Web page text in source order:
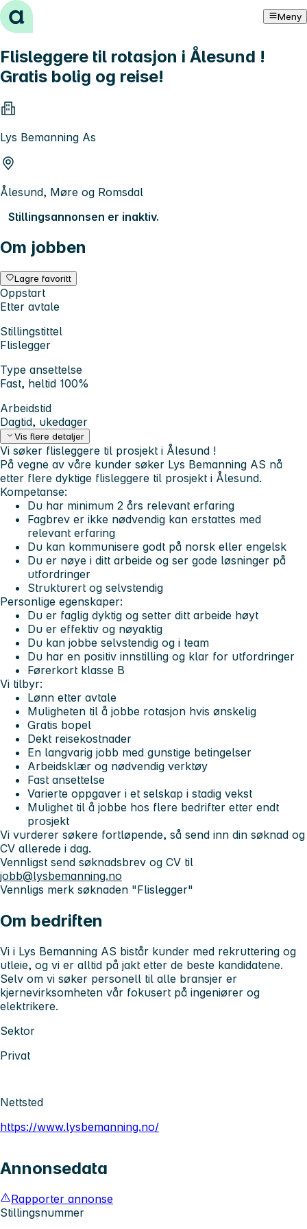
Hopp til innhold Meny
Flisleggere til rotasjon i Ålesund !
Gratis bolig og reise!
Lys Bemanning As
Ålesund, Møre og Romsdal
Stillingsannonsen er inaktiv.
Om jobben
Lagre favoritt
Oppstart
Etter avtale
Stillingstittel
Flislegger
Type ansettelse
Fast, heltid 100%
Arbeidstid
Dagtid, ukedager
Vis flere detaljer
Vi søker flisleggere til prosjekt i Ålesund !
På vegne av våre kunder søker Lys Bemanning AS nå
etter flere dyktige flisleggere til prosjekt i Ålesund.
Kompetanse:
Du har minimum 2 års relevant erfaring
Fagbrev er ikke nødvendig kan erstattes med
relevant erfaring
Du kan kommunisere godt på norsk eller engelsk
Du er nøye i ditt arbeide og ser gode løsninger på
utfordringer
Strukturert og selvstendig
Personlige egenskaper:
Du er faglig dyktig og setter ditt arbeide høyt
Du er effektiv og nøyaktig
Du kan jobbe selvstendig og i team
Du har en positiv innstilling og klar for utfordringer
Førerkort klasse B
Vi tilbyr:
Lønn etter avtale
Muligheten til å jobbe rotasjon hvis ønskelig
Gratis bopel
Dekt reisekostnader
En langvarig jobb med gunstige betingelser
Arbeidsklær og nødvendig verktøy
Fast ansettelse
Varierte oppgaver i et selskap i stadig vekst
Mulighet til å jobbe hos flere bedrifter etter endt
prosjekt
Vi vurderer søkere fortløpende, så send inn din søknad og
CV allerede i dag.
Vennligst send søknadsbrev og CV til
jobb@lysbemanning.no
Vennligs merk søknaden "Flislegger"
Om bedriften
Vi i Lys Bemanning AS bistår kunder med rekruttering og
utleie, og vi er alltid på jakt etter de beste kandidatene.
Selv om vi søker personell til alle bransjer er
kjernevirksomheten vår fokusert på ingeniører og
elektrikere.
Sektor
Privat
Nettsted
https://www.lysbemanning.no/
Annonsedata
Rapporter annonse
Stillingsnummer